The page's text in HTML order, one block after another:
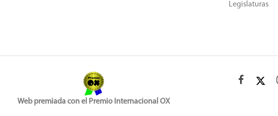
Legislaturas
Web premiada con el Premio Internacional OX